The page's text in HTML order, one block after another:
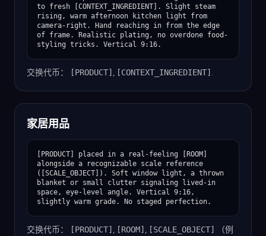
to fresh [CONTEXT_INGREDIENT]. Slight steam
rising, warm afternoon kitchen light from
camera-right. Hand reaching in from the edge
of frame. Realistic plating, no overdone food-
styling tricks. Vertical 9:16.
交换代币： [PRODUCT] , [CONTEXT_INGREDIENT] .
家居用品
[PRODUCT] placed in a real-feeling [ROOM]
alongside a recognizable scale reference
([SCALE_OBJECT]). Soft window light, a thrown
blanket or small clutter signaling lived-in
space, eye-level angle. Vertical 9:16,
slightly warm grade. No staged perfection.
交换代币： [PRODUCT] , [ROOM] , [SCALE_OBJECT]
（例